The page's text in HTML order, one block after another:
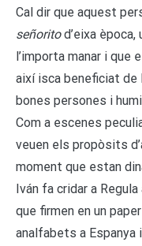
Cal dir que aquest
señoritod’eixa època,
l’importa manar i que
així isca beneficiat de
bones persones i
Com a escenes
veuen els propòsits
moment que estan
Iván fa cridar a
que firmen en un
analfabets a